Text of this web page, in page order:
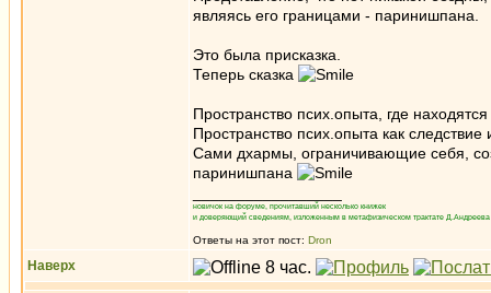
являясь его границами - паринишпана.
Это была присказка.
Теперь сказка
Пространство псих.опыта, где
Пространство псих.опыта как
Сами дхармы, ограничивающие себя,
паринишпана
новичок на форуме, прочитавший несколько книжек
и доверяющий сведениям, изложенным в метафизическом трактате
Ответы на этот пост: Dron
Наверх